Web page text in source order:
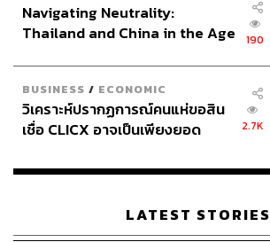
Navigating Neutrality:
Thailand and China in the Age
190
BUSINESS / ECONOMIC
วิเคราะห์ปรากฏการณ์คนแห่ขอสิน
เชื่อ CLICX อาจเป็นเพียงยอด
เรือนไทยที่ถูกซุกไว้
2.7K
LATEST STORIES